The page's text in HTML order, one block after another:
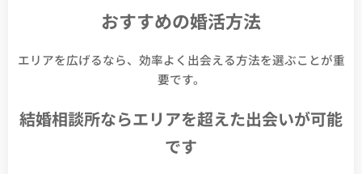
おすすめの婚活方法
エリアを広げるなら、効率よく出会える方法を選ぶことが重
要です。
結婚相談所ならエリアを超えた出会いが可能
です